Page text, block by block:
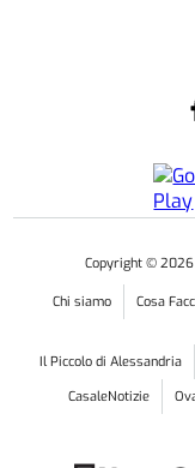
Copyright © 2026
Chi siamo Cosa
Il Piccolo di Alessandria
CasaleNotizie